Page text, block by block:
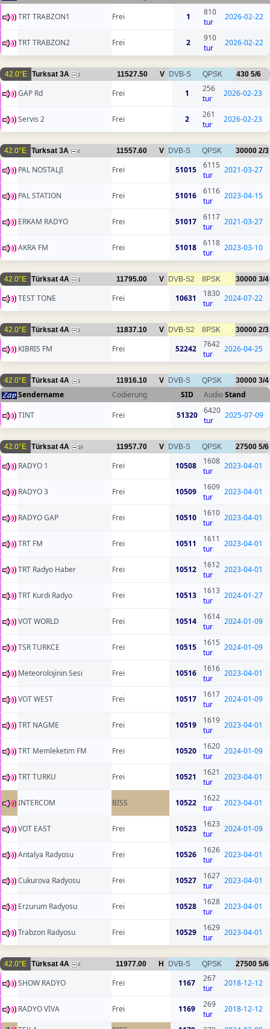
TRT TRABZON1
Frei 1
810
tur
2026-02-22
TRT TRABZON2 Frei 2
910
tur
2026-02-22
42.0°E Turksat 3A 2 11527.50 V DVB-S QPSK 430 5/6
GAP Rd Frei 1
256
tur
2026-02-23
Servis 2 Frei 2
261
tur
2026-02-23
42.0°E Turksat 3A 4 11557.60 V DVB-S QPSK 30000 2/3
PAL NOSTALJI Frei 51015
6115
tur
2021-03-27
PAL STATION Frei 51016
6116
tur
2023-04-15
ERKAM RADYO Frei 51017
6117
tur
2021-03-27
AKRA FM Frei 51018
6118
tur
2023-03-10
42.0°E Türksat 4A 1 11795.00 V DVB-S2 8PSK 30000 3/4
TEST TONE Frei 10631
1830
tur
2024-07-22
42.0°E Türksat 4A 1 11837.10 V DVB-S2 8PSK 30000 2/3
KIBRIS FM Frei 52242
7642
tur
2026-04-25
42.0°E Türksat 4A 1 11916.10 V DVB-S QPSK 30000 3/4
Sendername Codierung SID AudioStand
TINT
Frei 51320 6420
tur
2025-07-09
42.0°E Türksat 4A 19 11957.70 V DVB-S QPSK 27500 5/6
RADYO 1 Frei 10508
1608
tur
2023-04-01
RADYO 3 Frei 10509
1609
tur
2023-04-01
RADYO GAP Frei 10510
1610
tur
2023-04-01
TRT FM Frei 10511
1611
tur
2023-04-01
TRT Radyo Haber Frei 10512
1612
tur
2023-04-01
TRT Kurdi Radyo Frei 10513
1613
tur
2024-01-27
VOT WORLD Frei 10514
1614
tur
2024-01-09
TSR TURKCE Frei 10515
1615
tur
2024-01-09
Meteorolojinin Sesi Frei 10516
1616
tur
2023-04-01
VOT WEST Frei 10517
1617
tur
2024-01-09
TRT NAGME Frei 10519
1619
tur
2023-04-01
TRT Memleketim FM Frei 10520
1620
tur
2024-01-09
TRT TURKU Frei 10521
1621
tur
2023-04-01
INTERCOM BISS 10522
1622
tur
2023-04-01
VOT EAST Frei 10523
1623
tur
2024-01-09
Antalya Radyosu Frei 10526
1626
tur
2023-04-01
Cukurova Radyosu Frei 10527
1627
tur
2023-04-01
Erzurum Radyosu Frei 10528
1628
tur
2023-04-01
Trabzon Radyosu Frei 10529
1629
tur
2023-04-01
42.0°E Türksat 4A 4 11977.00 H DVB-S QPSK 27500 5/6
SHOW RADYO Frei 1167
267
tur
2018-12-12
RADYO VİVA Frei 1169
269
tur
2018-12-12